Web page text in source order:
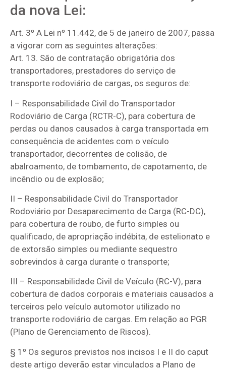
da nova Lei:
Art. 3º A Lei nº 11.442, de 5 de janeiro de 2007, passa
a vigorar com as seguintes alterações:
Art. 13. São de contratação obrigatória dos
transportadores, prestadores do serviço de
transporte rodoviário de cargas, os seguros de:
I – Responsabilidade Civil do Transportador
Rodoviário de Carga (RCTR-C), para cobertura de
perdas ou danos causados à carga transportada em
consequência de acidentes com o veículo
transportador, decorrentes de colisão, de
abalroamento, de tombamento, de capotamento, de
incêndio ou de explosão;
II – Responsabilidade Civil do Transportador
Rodoviário por Desaparecimento de Carga (RC-DC),
para cobertura de roubo, de furto simples ou
qualificado, de apropriação indébita, de estelionato e
de extorsão simples ou mediante sequestro
sobrevindos à carga durante o transporte;
III – Responsabilidade Civil de Veículo (RC-V), para
cobertura de dados corporais e materiais causados a
terceiros pelo veículo automotor utilizado no
transporte rodoviário de cargas. Em relação ao PGR
(Plano de Gerenciamento de Riscos).
§ 1º Os seguros previstos nos incisos I e II do caput
deste artigo deverão estar vinculados a Plano de